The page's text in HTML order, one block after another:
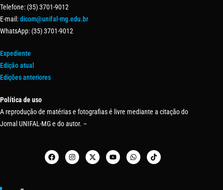
Telefone: (35) 3701-9012
E-mail:dicom@unifal-mg.edu.br
WhatsApp: (35) 3701-9012
Expediente
Edição atual
Edições anteriores
Política de uso
A reprodução de matérias e fotografias é livre mediante a citação do
Jornal UNIFAL-MG e do autor. –